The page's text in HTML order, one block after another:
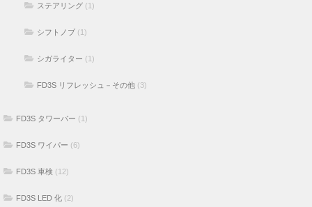
ステアリング (1)
シフトノブ (1)
シガライター (1)
FD3S リフレッシュ－その他 (3)
FD3S タワーバー (1)
FD3S ワイパー (6)
FD3S 車検 (12)
FD3S LED 化 (2)